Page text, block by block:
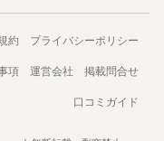
約 プライバシーポリシー
項 運営会社 掲載問合せ
口コミガイド